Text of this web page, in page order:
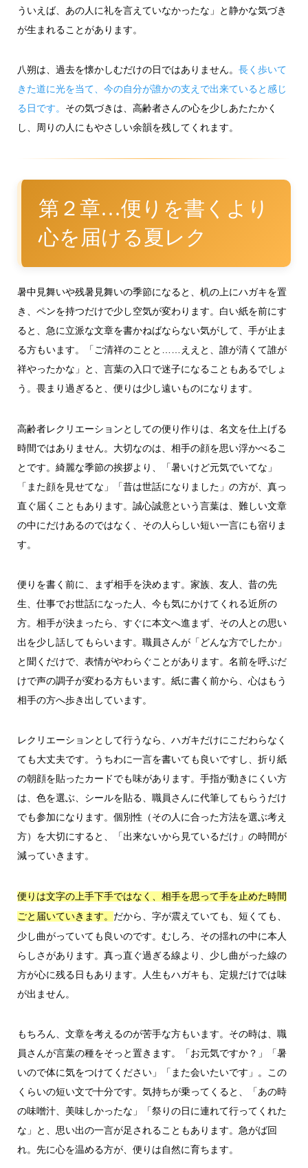
ういえば、あの人に礼を言えていなかったな」と静かな気づき
が生まれることがあります。
八朔は、過去を懐かしむだけの日ではありません。 長く歩いて
きた道に光を当て、今の自分が誰かの支えで出来ていると感じ
る日です。 その気づきは、高齢者さんの心を少しあたたかく
し、周りの人にもやさしい余韻を残してくれます。
第２章…便りを書くより
心を届ける夏レク
暑中見舞いや残暑見舞いの季節になると、机の上にハガキを置
き、ペンを持つだけで少し空気が変わります。白い紙を前にす
ると、急に立派な文章を書かねばならない気がして、手が止ま
る方もいます。「ご清祥のことと……ええと、誰が清くて誰が
祥やったかな」と、言葉の入口で迷子になることもあるでしょ
う。畏まり過ぎると、便りは少し遠いものになります。
高齢者レクリエーションとしての便り作りは、名文を仕上げる
時間ではありません。大切なのは、相手の顔を思い浮かべるこ
とです。綺麗な季節の挨拶より、「暑いけど元気でいてな」
「また顔を見せてな」「昔は世話になりました」の方が、真っ
直ぐ届くこともあります。誠心誠意という言葉は、難しい文章
の中にだけあるのではなく、その人らしい短い一言にも宿りま
す。
便りを書く前に、まず相手を決めます。家族、友人、昔の先
生、仕事でお世話になった人、今も気にかけてくれる近所の
方。相手が決まったら、すぐに本文へ進まず、その人との思い
出を少し話してもらいます。職員さんが「どんな方でしたか」
と聞くだけで、表情がやわらぐことがあります。名前を呼ぶだ
けで声の調子が変わる方もいます。紙に書く前から、心はもう
相手の方へ歩き出しています。
レクリエーションとして行うなら、ハガキだけにこだわらなく
ても大丈夫です。うちわに一言を書いても良いですし、折り紙
の朝顔を貼ったカードでも味があります。手指が動きにくい方
は、色を選ぶ、シールを貼る、職員さんに代筆してもらうだけ
でも参加になります。個別性（その人に合った方法を選ぶ考え
方）を大切にすると、「出来ないから見ているだけ」の時間が
減っていきます。
便りは文字の上手下手ではなく、相手を思って手を止めた時間
ごと届いていきます。 だから、字が震えていても、短くても、
少し曲がっていても良いのです。むしろ、その揺れの中に本人
らしさがあります。真っ直ぐ過ぎる線より、少し曲がった線の
方が心に残る日もあります。人生もハガキも、定規だけでは味
が出ません。
もちろん、文章を考えるのが苦手な方もいます。その時は、職
員さんが言葉の種をそっと置きます。「お元気ですか？」「暑
いので体に気をつけてください」「また会いたいです」。この
くらいの短い文で十分です。気持ちが乗ってくると、「あの時
の味噌汁、美味しかったな」「祭りの日に連れて行ってくれた
な」と、思い出の一言が足されることもあります。急がば回
れ。先に心を温める方が、便りは自然に育ちます。